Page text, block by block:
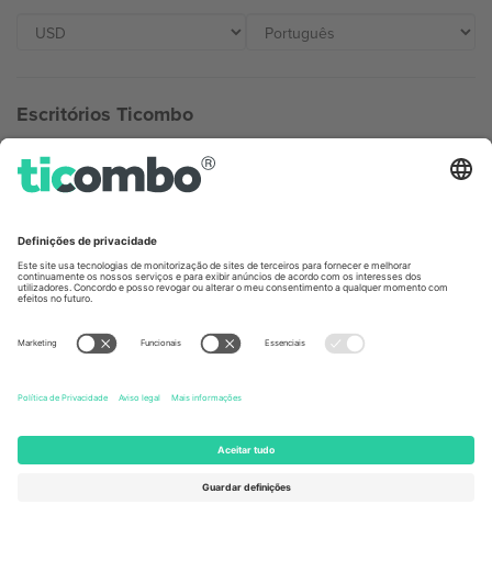
Escritórios Ticombo
Germany
Unter den Linden 24, 10117
United States
Newark, Delaware 19713, United
Switzerland
Engelberg, Switzerland
Bulgaria
Regus Sofia City West, bul
Totleben 53-55, 1606 Sofia,
UAE Dubai Silicon Oasis, DDP
Building A1, Office 302, Dubai,
United Arab Emirates